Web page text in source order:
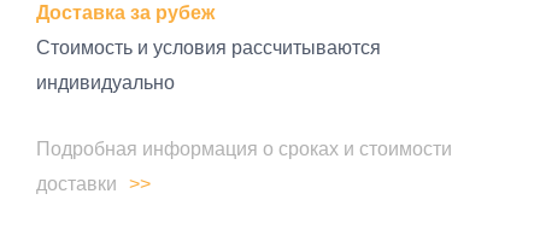
Доставка за рубеж
Стоимость и условия рассчитываются
индивидуально
Подробная информация о сроках и стоимости
доставки